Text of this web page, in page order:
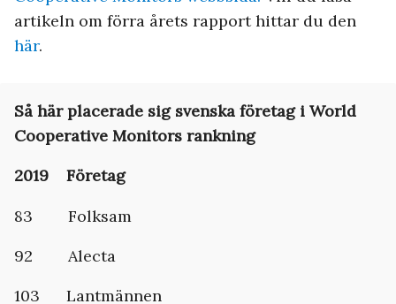
artikeln om förra årets rapport hittar du den
här.
Så här placerade sig svenska företag i World
Cooperative Monitors rankning
2019 Företag
83 Folksam
92 Alecta
103 Lantmännen